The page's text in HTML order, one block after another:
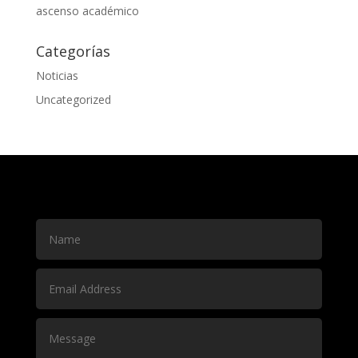
ascenso académico
Categorías
Noticias
Uncategorized